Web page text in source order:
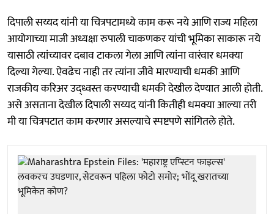
दिपाली सय्यद यांनी या चित्रपटामध्ये काम करू नये आणि राज्य महिला
आयोगाच्या माजी अध्यक्षा रुपाली चाकणकर यांची भूमिका साकारू नये
यासाठी त्यांच्यावर दबाव टाकला गेला आणि त्यांना वारंवार धमक्या
दिल्या गेल्या. ऐवढेच नाही तर त्यांना जीवे मारण्याची धमकी आणि
राजकीय करिअर उद्ध्वस्त करण्याची धमकी देखील देण्यात आली होती.
असे असताना देखील दिपाली सय्यद यांनी कितीही धमक्या आल्या तरी
मी या चित्रपटात काम करणार असल्याचे स्पष्टपणे सांगितले होते.